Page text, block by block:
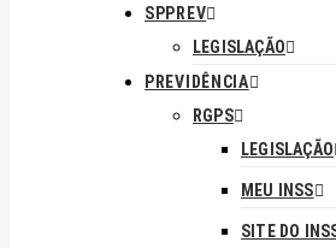
SPPREV
LEGISLAÇÃO
PREVIDÊNCIA
RGPS
LEGISLAÇÃO
MEU INSS
SITE DO